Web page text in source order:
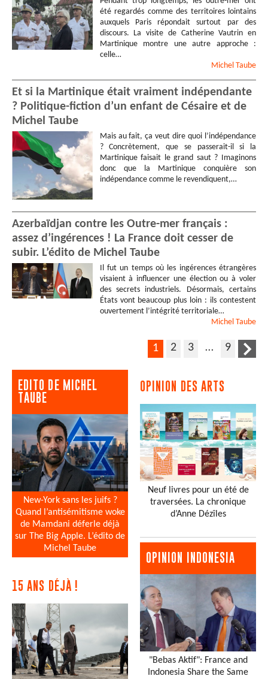
été regardés comme des territoires lointains
auxquels Paris répondait surtout par des
discours. La visite de Catherine Vautrin en
Martinique montre une autre approche :
celle…
Michel Taube
Et si la Martinique était vraiment indépendante
? Politique-fiction d’un enfant de Césaire et de
Michel Taube
Mais au fait, ça veut dire quoi l’indépendance
? Concrètement, que se passerait-il si la
Martinique faisait le grand saut ? Imaginons
donc que la Martinique conquière son
indépendance comme le revendiquent,…
Azerbaïdjan contre les Outre-mer français :
assez d’ingérences ! La France doit cesser de
subir. L’édito de Michel Taube
Il fut un temps où les ingérences étrangères
visaient à influencer une élection ou à voler
des secrets industriels. Désormais, certains
États vont beaucoup plus loin : ils contestent
ouvertement l’intégrité territoriale…
Michel Taube
1 2 3 … 9
EDITO DE MICHEL
TAUBE
New-York sans les juifs ?
Quand l’antisémitisme woke
de Mamdani déferle déjà
sur The Big Apple. L’édito de
Michel Taube
15 ANS DÉJÀ !
OPINION DES ARTS
Neuf livres pour un été de
traversées. La chronique
d’Anne Dézîles
OPINION INDONESIA
"Bebas Aktif": France and
Indonesia Share the Same